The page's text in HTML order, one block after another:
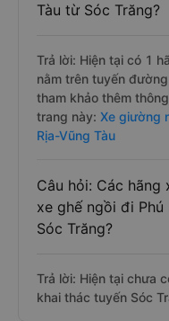
Tàu từ Sóc Trăng?
Trả lời: Hiện tại có 1
nằm trên tuyến
tham khảo thêm
trang này: Xe giường
Rịa-Vũng Tàu
Câu hỏi: Các hãng
xe ghế ngồi đi Phú
Sóc Trăng?
Trả lời: Hiện tại chưa
khai thác tuyến Sóc